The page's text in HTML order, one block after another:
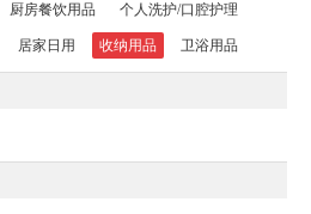
厨房餐饮用品 个人洗护/口腔护理
居家日用 收纳用品 卫浴用品